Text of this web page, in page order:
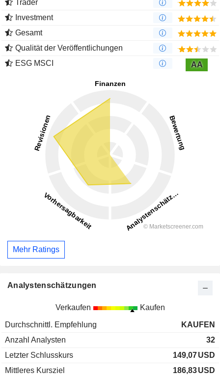
Trader
Investment
Gesamt
Qualität der Veröffentlichungen
ESG MSCI
AA
Mehr Ratings
Analystenschätzungen
Verkaufen Kaufen
Durchschnittl. Empfehlung
KAUFEN
Anzahl Analysten
32
Letzter Schlusskurs
149,07USD
Mittleres Kursziel
186,83USD